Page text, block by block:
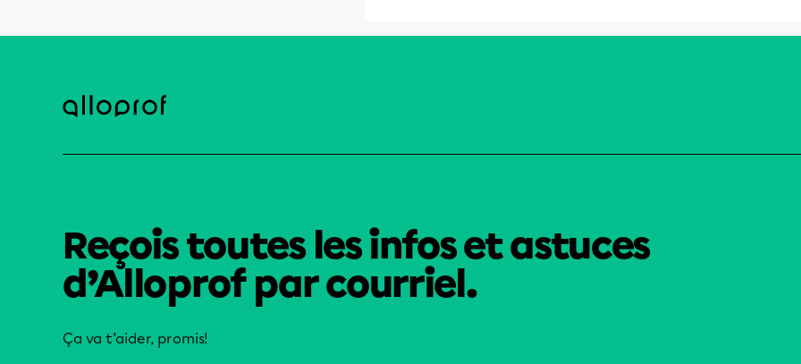
Reçois toutes les infos et astuces
d’Alloprof par courriel.
Ça va t’aider, promis!